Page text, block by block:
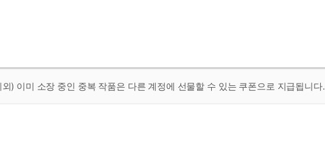
) 이미 소장 중인 중복 작품은 다른 계정에 선물할 수 있는 쿠폰으로 지급됩니다.